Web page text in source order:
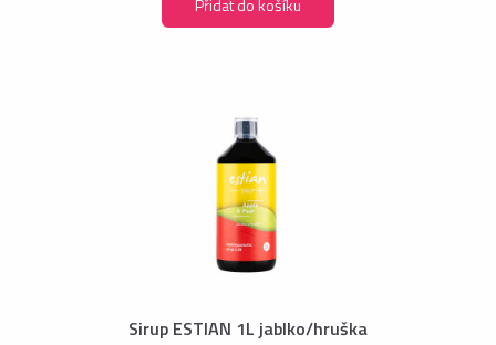
Sirup ESTIAN 1L jablko/hruška